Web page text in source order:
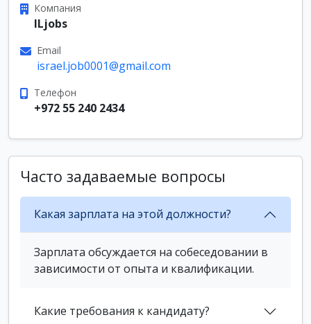
Компания
ILjobs
Email
israel.job0001@gmail.com
Телефон
+972 55 240 2434
Часто задаваемые вопросы
Какая зарплата на этой должности?
Зарплата обсуждается на собеседовании в
зависимости от опыта и квалификации.
Какие требования к кандидату?